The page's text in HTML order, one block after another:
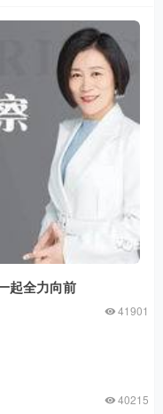
起全力向前
41901
40215